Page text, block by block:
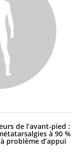
de dormir
de l’avant-pied :
à 90 %
problème d’appui